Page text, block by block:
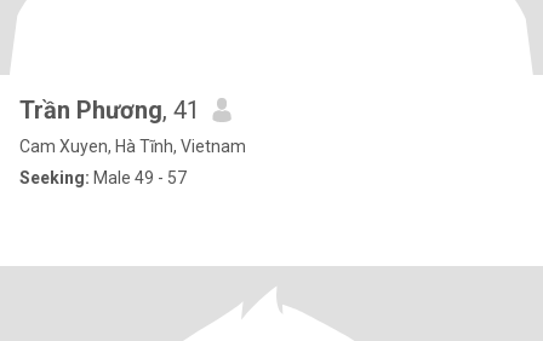
Trần Phương, 41
Cam Xuyen, Hà Tĩnh, Vietnam
Seeking: Male 49 - 57